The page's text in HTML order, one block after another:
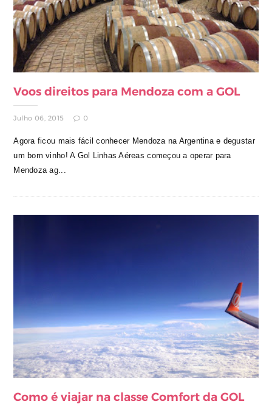
Voos direitos para Mendoza com a GOL
Julho 06, 2015 0
Agora ficou mais fácil conhecer Mendoza na Argentina e degustar
um bom vinho! A Gol Linhas Aéreas começou a operar para
Mendoza ag...
Como é viajar na classe Comfort da GOL